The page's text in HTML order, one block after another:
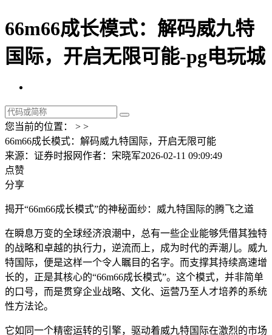
66m66成长模式：解码威九特
国际，开启无限可能-pg电玩城
您当前的位置： > >
66m66成长模式：解码威九特国际，开启无限可能
来源：证券时报网作者：宋晓军2026-02-11 09:09:49
点赞
分享
揭开“66m66成长模式”的神秘面纱：威九特国际的腾飞之道
在瞬息万变的全球经济浪潮中，总有一些企业能够凭借其独特
的战略和卓越的执行力，逆流而上，成为时代的弄潮儿。威九
特国际，便是这样一个令人瞩目的名字。而支撑其持续高速增
长的，正是其核心的“66m66成长模式”。这个模式，并非简单
的口号，而是贯穿企业战略、文化、运营乃至人才培养的系统
性方法论。
它如同一个精密运转的引擎，驱动着威九特国际在激烈的市场